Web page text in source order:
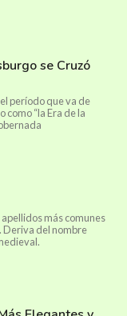
se Cruzó
período que va de
como “la Era de la
apellidos más comunes
Deriva del nombre